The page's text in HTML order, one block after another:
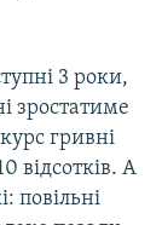
3 роки,
зростатиме
гривні
відсотків. А
повільні